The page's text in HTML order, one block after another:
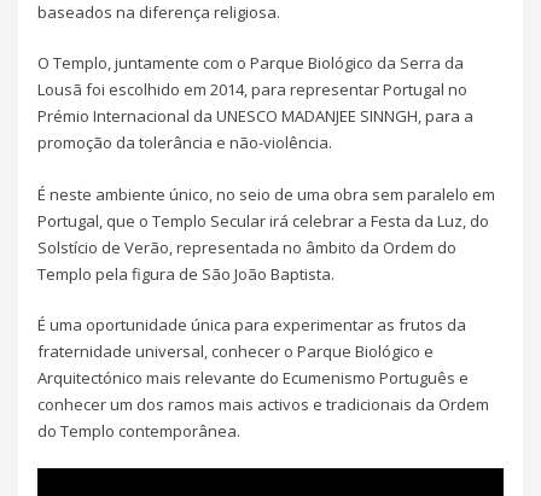
baseados na diferença religiosa.
O Templo, juntamente com o Parque Biológico da Serra da
Lousã foi escolhido em 2014, para representar Portugal no
Prémio Internacional da UNESCO MADANJEE SINNGH, para a
promoção da tolerância e não-violência.
É neste ambiente único, no seio de uma obra sem paralelo em
Portugal, que o Templo Secular irá celebrar a Festa da Luz, do
Solstício de Verão, representada no âmbito da Ordem do
Templo pela figura de São João Baptista.
É uma oportunidade única para experimentar as frutos da
fraternidade universal, conhecer o Parque Biológico e
Arquitectónico mais relevante do Ecumenismo Português e
conhecer um dos ramos mais activos e tradicionais da Ordem
do Templo contemporânea.